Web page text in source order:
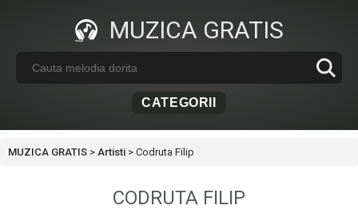
MUZICA GRATIS
CATEGORII
MUZICA GRATIS > Artisti > Codruta Filip
CODRUTA FILIP